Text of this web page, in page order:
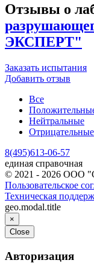
Отзывы о
ЭКСПЕРТ"
Заказать испытания
Добавить отзыв
Все
Нейтральные
Отрицательные
8(495)613-06-57
единая справочная
© 2021 - 2026 ООО
Пользовательское
Техническая
geo.modal.title
×
Close
Авторизация